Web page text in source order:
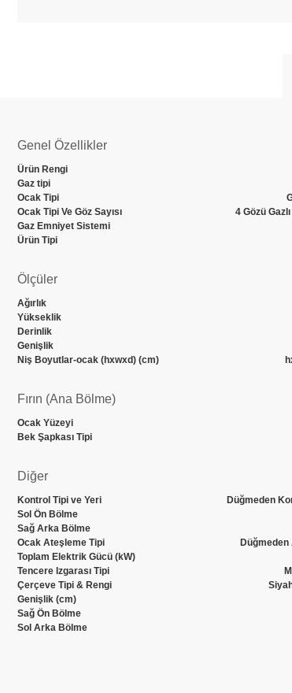
Genel Özellikler
Ürün Rengi
Gaz tipi
Ocak Tipi
Ocak Tipi Ve Göz Sayısı
4 Gözü
Gaz Emniyet Sistemi
Ürün Tipi
Ölçüler
Ağırlık
Yükseklik
Derinlik
Genişlik
Niş Boyutlar-ocak (hxwxd) (cm)
Fırın (Ana Bölme)
Ocak Yüzeyi
Bek Şapkası Tipi
Diğer
Kontrol Tipi ve Yeri
Düğmeden
Sol Ön Bölme
Sağ Arka Bölme
Ocak Ateşleme Tipi
Toplam Elektrik Gücü (kW)
Tencere Izgarası Tipi
Çerçeve Tipi & Rengi
Genişlik (cm)
Sağ Ön Bölme
Sol Arka Bölme